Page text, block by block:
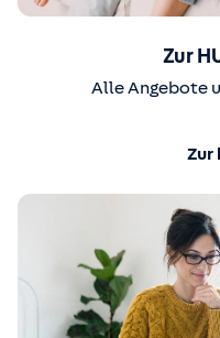
Zur
Alle Angebote
Zur